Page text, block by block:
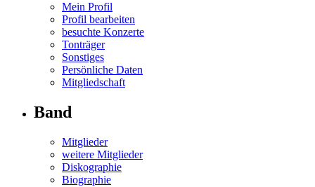
Mein Profil
Profil bearbeiten
besuchte Konzerte
Tonträger
Sonstiges
Persönliche Daten
Mitgliedschaft
Band
Mitglieder
weitere Mitglieder
Diskographie
Biographie